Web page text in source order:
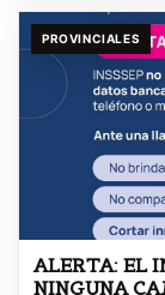
PROVINCIALES
ALERTA: EL
NINGUNA